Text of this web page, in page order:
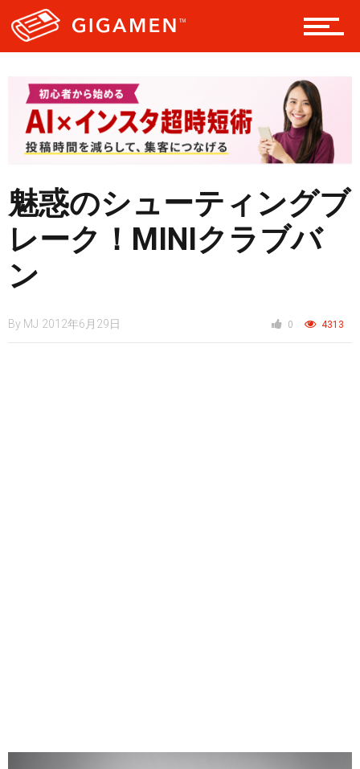
ヘルス・健康
スタイル
仮想通貨
スマートフォン
魅惑のシューティングブ
レーク！MINIクラブバ
ン
By MJ 2012年6月29日 0 4313